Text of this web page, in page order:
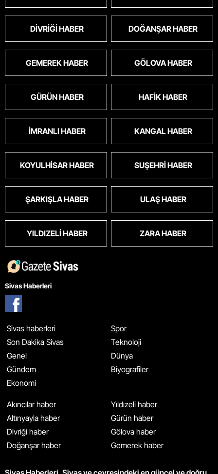
DIVRIĞI HABER DOĞANŞAR HABER
GEMEREK HABER GÖLOVA HABER
GÜRÜN HABER HAFIK HABER
İMRANLI HABER KANGAL HABER
KOYULHISAR HABER SUŞEHRI HABER
ŞARKIŞLA HABER ULAŞ HABER
YILDIZELI HABER ZARA HABER
Sivas Haberleri
Sivas haberleri
Son Dakika Sivas
Genel
Gündem
Ekonomi
Spor
Teknoloji
Dünya
Biyografiler
Akıncılar haber
Altınyayla haber
Divriği haber
Doğanşar haber
Yıldızeli haber
Gürün haber
Gölova haber
Gemerek haber